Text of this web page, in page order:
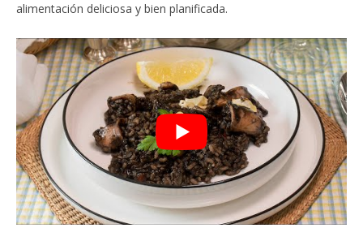
alimentación deliciosa y bien planificada.